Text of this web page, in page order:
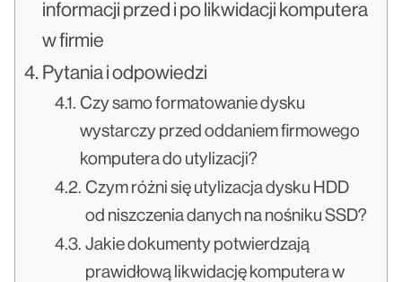
informacji przed i po likwidacji komputera
w firmie
Pytania i odpowiedzi
Czy samo formatowanie dysku
wystarczy przed oddaniem firmowego
komputera do utylizacji?
Czym różni się utylizacja dysku HDD
od niszczenia danych na nośniku SSD?
Jakie dokumenty potwierdzają
prawidłową likwidację komputera w